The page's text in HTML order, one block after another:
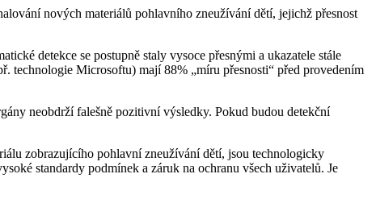
nových materiálů pohlavního zneužívání dětí, jejichž přesnost
detekce se postupně staly vysoce přesnými a ukazatele stále
technologie Microsoftu) mají 88% „míru přesnosti“ před provedením
neobdrží falešně pozitivní výsledky. Pokud budou detekční
zobrazujícího pohlavní zneužívání dětí, jsou technologicky
standardy podmínek a záruk na ochranu všech uživatelů. Je